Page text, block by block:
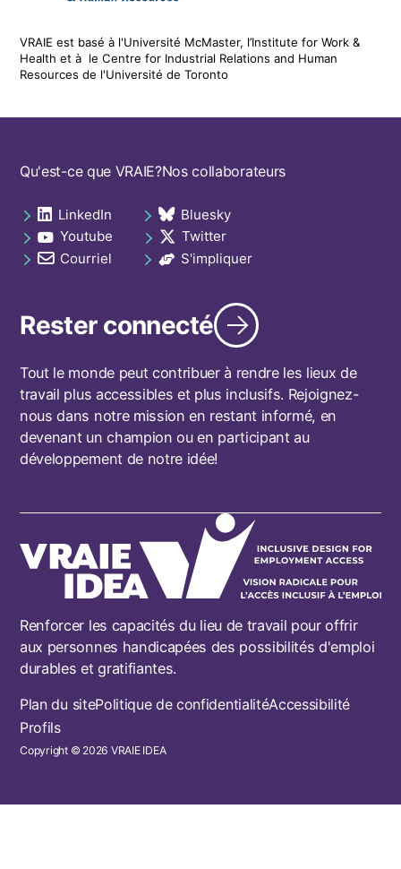
VRAIE est basé à l'Université McMaster, l’Institute for Work &
Healthetà leCentre for Industrial Relations and Human
Resources de l'Université de Toronto
Renforcer les capacités du lieu de travail pour offrir
aux personnes handicapées des possibilités d'emploi
durables et gratifiantes.
Footer
Plan du sitePolitique de confidentialitéAccessibilité
Profils
Copyright © 2026 VRAIE IDEA
Footer
Qu'est-ce que VRAIE?Nos collaborateurs
Social
links
footer
LinkedIn
opens in a new tab Bluesky
opens in a new tab
Youtube
opens in a new tab Twitter
opens in a new tab
Courriel
opens in a new tab S'impliquer
opens in a new tab
Rester connecté
Tout le monde peut contribuer à rendre les lieux de
travail plus accessibles et plus inclusifs. Rejoignez-
nous dans notre mission en restant informé, en
devenant un champion ou en participant au
développement de notre idée!